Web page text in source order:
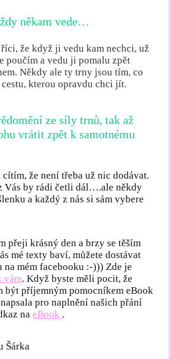
někam vede…
říci, že když ji vedu kam nechci, už
poučím a vedu ji pomalu zpět
Někdy ale ty trny jsou tím, co
kterou opravdu chci jít.
ze síly trnů, tak až
vrátit zpět k samotnému
že není třeba už nic dodávat.
Vás by rádi četli dál….ale někdy
a každý z nás si sám vybere
přeji krásný den a brzy se těším
mé texty baví, můžete dostávat
mém facebooku :-))) Zde je
vám. Když byste měli pocit, že
být příjemným pomocníkem eBook
pro naplnění našich přání
naeBook .
Šárka